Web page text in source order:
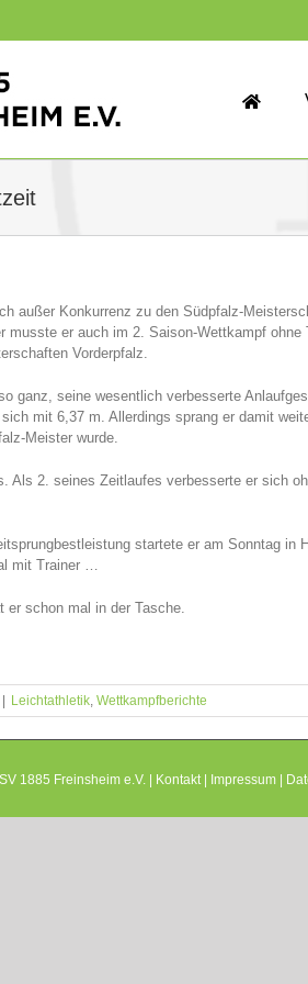
außer Konkurrenz zu den Südpfalz-
musste er auch im 2. Saison-Wettkampf
Vorderpfalz.
ganz, seine wesentlich verbesserte
mit 6,37 m. Allerdings sprang er damit
Meister wurde.
Als 2. seines Zeitlaufes verbesserte er sich
startete er am Sonntag in
mit Trainer …
er schon mal in der Tasche.
Leichtathletik, Wettkampfberichte
1885 Freinsheim e.V. | Kontakt| Impressum